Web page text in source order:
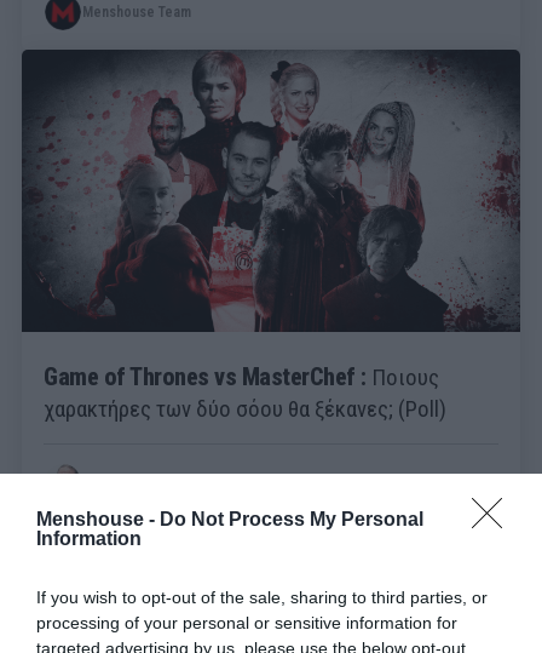
Menshouse - Do Not Process My Personal
Information
If you wish to opt-out of the sale, sharing to third parties, or
processing of your personal or sensitive information for
targeted advertising by us, please use the below opt-out
Menshouse Team
Game of Thrones vs MasterChef : Ποιους
χαρακτήρες των δύο σόου θα ξέκανες; (Poll)